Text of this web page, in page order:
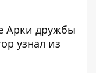
Арки дружбы
узнал из